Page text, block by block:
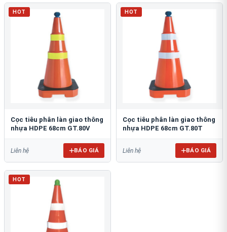
HOT
Cọc tiêu phân làn giao thông
nhựa HDPE 68cm GT.80V
Liên hệ BÁO GIÁ
HOT
Cọc tiêu phân làn giao thông
nhựa HDPE 68cm GT.80T
Liên hệ BÁO GIÁ
HOT